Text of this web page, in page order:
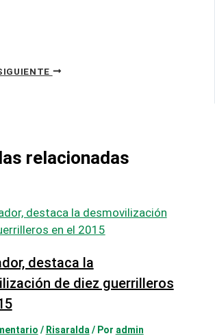
relacionadas
destaca la
de diez guerrilleros
/ Risaralda / Por admin